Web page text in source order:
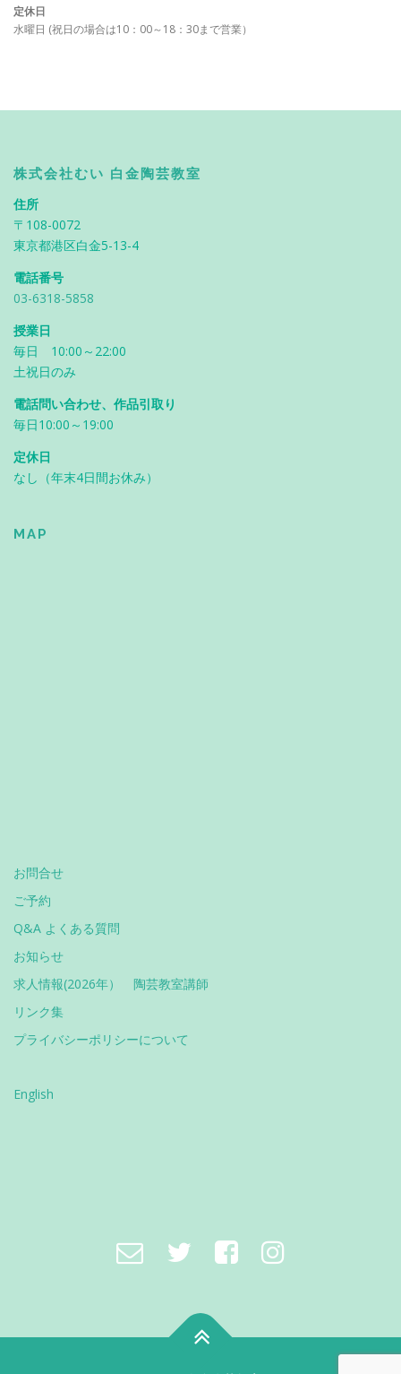
定休日
水曜日 (祝日の場合は10：00～18：30まで営業）
株式会社むい 白金陶芸教室
住所
〒108-0072
東京都港区白金5-13-4
電話番号
03-6318-5858
授業日
毎日 10:00～22:00
土祝日のみ
電話問い合わせ、作品引取り
毎日10:00～19:00
定休日
なし（年末4日間お休み）
MAP
お問合せ
ご予約
Q&A よくある質問
お知らせ
求人情報(2026年） 陶芸教室講師
リンク集
プライバシーポリシーについて
English